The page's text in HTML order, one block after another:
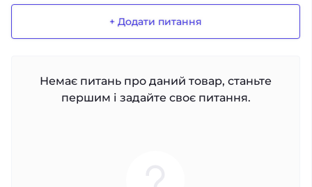
+ Додати питання
Немає питань про даний товар, станьте
першим і задайте своє питання.